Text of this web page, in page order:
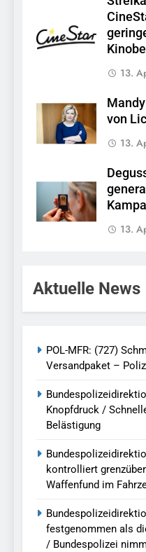
13.
von
13.
13.
Aktuelle News
POL-MFR: (727)
Versandpaket –
Knopfdruck /
Belästigung
kontrolliert
Waffenfund im
festgenommen als
/ Bundespolizei